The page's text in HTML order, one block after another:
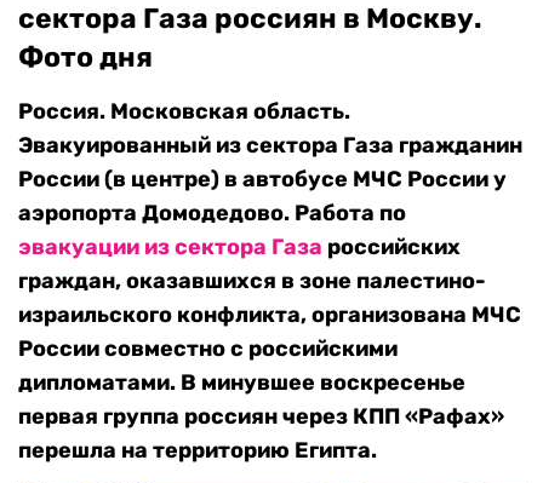
сектора Газа россиян в Москву.
Фото дня
Россия. Московская область.
Эвакуированный из сектора Газа гражданин
России (в центре) в автобусе МЧС России у
аэропорта Домодедово. Работа по
эвакуации из сектора Газа российских
граждан, оказавшихся в зоне палестино-
израильского конфликта, организована МЧС
России совместно с российскими
дипломатами. В минувшее воскресенье
первая группа россиян через КПП «Рафах»
перешла на территорию Египта.